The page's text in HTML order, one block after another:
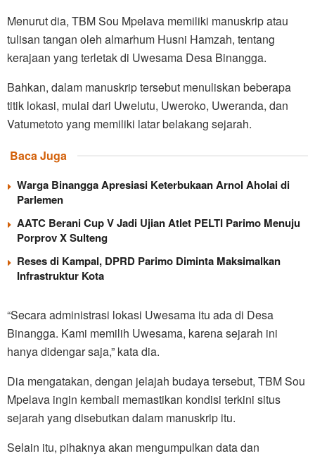
Menurut dia, TBM Sou Mpelava memiliki manuskrip atau
tulisan tangan oleh almarhum Husni Hamzah, tentang
kerajaan yang terletak di Uwesama Desa Binangga.
Bahkan, dalam manuskrip tersebut menuliskan beberapa
titik lokasi, mulai dari Uwelutu, Uweroko, Uweranda, dan
Vatumetoto yang memiliki latar belakang sejarah.
Baca Juga
Warga Binangga Apresiasi Keterbukaan Arnol Aholai di
Parlemen
AATC Berani Cup V Jadi Ujian Atlet PELTI Parimo Menuju
Porprov X Sulteng
Reses di Kampal, DPRD Parimo Diminta Maksimalkan
Infrastruktur Kota
“Secara administrasi lokasi Uwesama itu ada di Desa
Binangga. Kami memilih Uwesama, karena sejarah ini
hanya didengar saja,” kata dia.
Dia mengatakan, dengan jelajah budaya tersebut, TBM Sou
Mpelava ingin kembali memastikan kondisi terkini situs
sejarah yang disebutkan dalam manuskrip itu.
Selain itu, pihaknya akan mengumpulkan data dan